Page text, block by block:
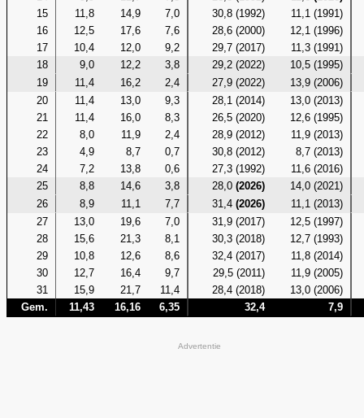
15
11,8 14,9 7,0 30,8 (1992)
11,1 (1991)
16
12,5 17,6 7,6 28,6 (2000)
12,1 (1996)
17
10,4 12,0 9,2 29,7 (2017)
11,3 (1991)
18
9,0 12,2 3,8 29,2 (2022)
10,5 (1995)
19
11,4 16,2 2,4 27,9 (2022)
13,9 (2006)
20
11,4 13,0 9,3 28,1 (2014)
13,0 (2013)
21
11,4 16,0 8,3 26,5 (2020)
12,6 (1995)
22
8,0 11,9 2,4 28,9 (2012)
11,9 (2013)
23
4,9 8,7 0,7 30,8 (2012)
8,7 (2013)
24
7,2 13,8 0,6 27,3 (1992)
11,6 (2016)
25
8,8 14,6 3,8 28,0(2026)
14,0 (2021)
26
8,9 11,1 7,7 31,4(2026)
11,1 (2013)
27
13,0 19,6 7,0 31,9 (2017)
12,5 (1997)
28
15,6 21,3 8,1 30,3 (2018)
12,7 (1993)
29
10,8 12,6 8,6 32,4 (2017)
11,8 (2014)
30
12,7 16,4 9,7 29,5 (2011)
11,9 (2005)
31
15,9 21,7 11,4 28,4 (2018)
13,0 (2006)
Gem.
11,43 16,16 6,35 32,4 7,9
Advertentie